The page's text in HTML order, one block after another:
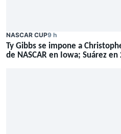
NASCAR CUP9 h
Ty Gibbs se impone a
de NASCAR en Iowa; Suárez en